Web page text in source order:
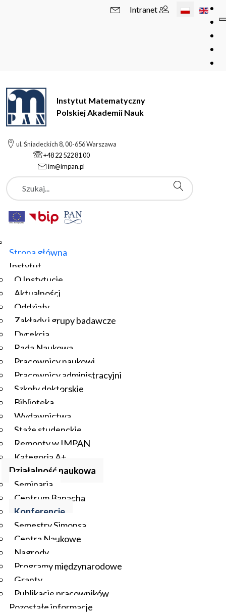
Wybierz swój
Intranet
Instytut Matematyczny
Polskiej Akademii Nauk
ul. Śniadeckich 8, 00-656 Warszawa
+48 22 522 81 00
im@impan.pl
Szukaj
Strona główna
Instytut
O Instytucie
Aktualności
Oddziały
Zakłady i grupy badawcze
Dyrekcja
Rada Naukowa
Pracownicy naukowi
Pracownicy administracyjni
Szkoły doktorskie
Biblioteka
Wydawnictwa
Staże studenckie
Remonty w IMPAN
Kategoria A+
Działalność naukowa
Seminaria
Centrum Banacha
Konferencje
Semestry Simonsa
Centra Naukowe
Nagrody
Programy międzynarodowe
Granty
Publikacje pracowników
Pozostałe informacje